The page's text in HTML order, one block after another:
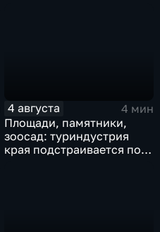
4 августа
4 мин
Площади, памятники,
зоосад: туриндустрия
края подстраивается под